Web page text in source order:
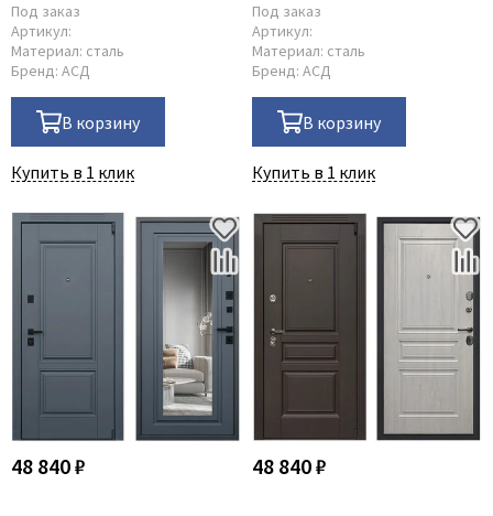
Под заказ
Артикул:
Материал: сталь
Бренд: АСД
В корзину
Купить в 1 клик
Под заказ
Артикул:
Материал: сталь
Бренд: АСД
В корзину
Купить в 1 клик
48 840 ₽ 48 840 ₽